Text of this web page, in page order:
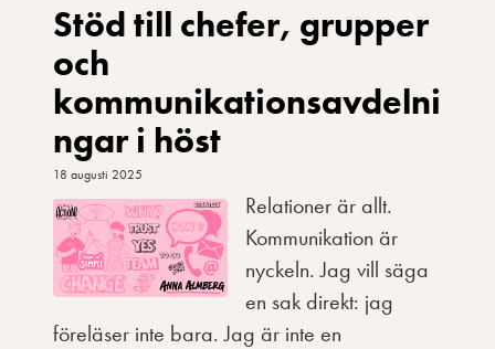
Stöd till chefer, grupper
och
kommunikationsavdelni
ngar i höst
18 augusti 2025
Relationer är allt.
Kommunikation är
nyckeln. Jag vill säga
en sak direkt: jag
föreläser inte bara. Jag är inte en